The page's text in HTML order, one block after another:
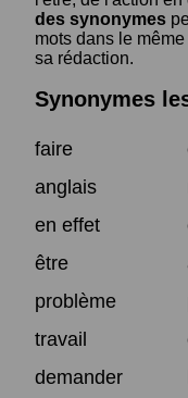
des synonymes
mots dans le
sa rédaction.
Synonymes
faire
anglais
en effet
être
problème
travail
demander